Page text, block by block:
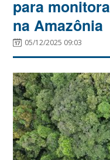
para
na Amazônia
05/12/2025 09:03